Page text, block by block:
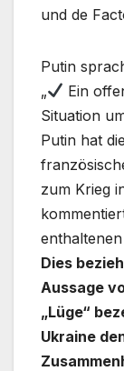
und de
Putin
„
Ein
Situation
Putin hat
zum Krieg
Dies
Aussage
„Lüge“
Ukraine